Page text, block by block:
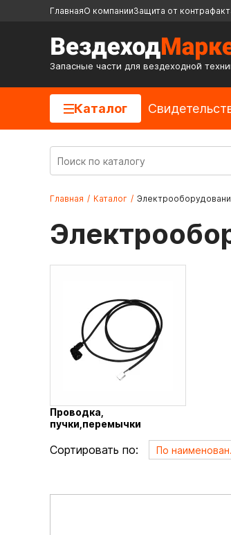
ГлавнаяО компанииЗащита от
Запасные части для вездеходной
Каталог
Главная / Каталог /
Проводка,
пучки,перемычки
Сортировать по: По